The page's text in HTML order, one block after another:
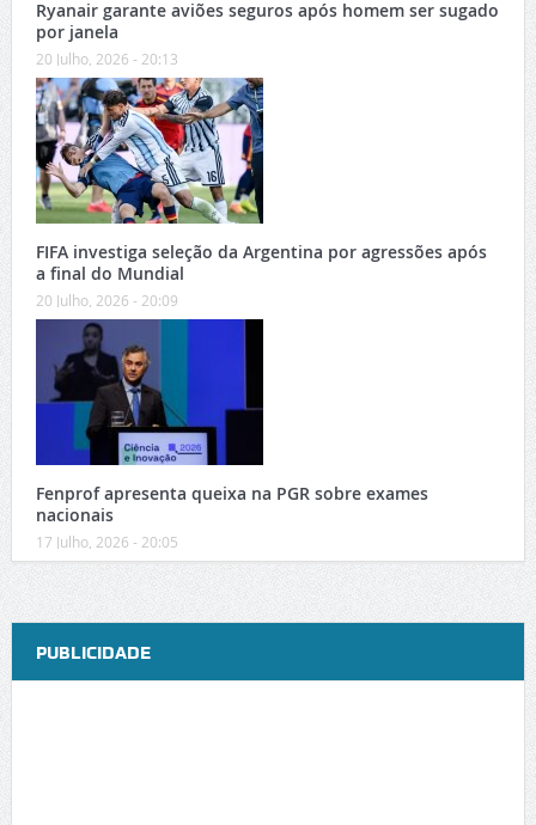
Ryanair garante aviões seguros após homem ser sugado
por janela
20 Julho, 2026 - 20:13
FIFA investiga seleção da Argentina por agressões após
a final do Mundial
20 Julho, 2026 - 20:09
Fenprof apresenta queixa na PGR sobre exames
nacionais
17 Julho, 2026 - 20:05
PUBLICIDADE